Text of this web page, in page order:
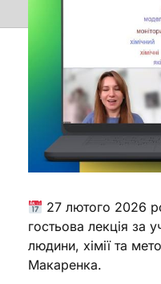
27 лютого 2026
гостьова лекція за
людини, хімії та
Макаренка.